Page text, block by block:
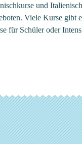
und
Viele Kurse gibt
für Schüler oder